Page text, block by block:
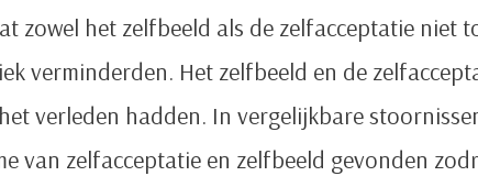
zowel het zelfbeeld als de zelfacceptatie niet
verminderden. Het zelfbeeld en de
verleden hadden. In vergelijkbare
van zelfacceptatie en zelfbeeld gevonden